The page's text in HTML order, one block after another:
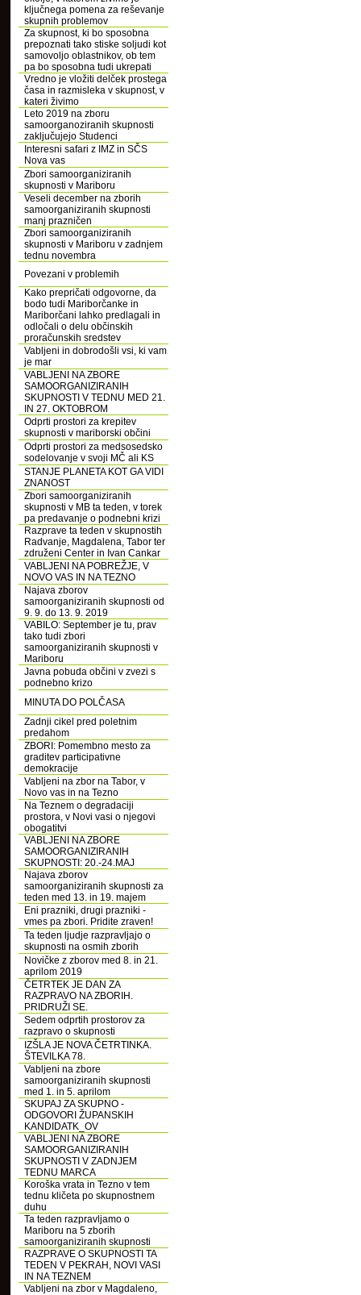
ključnega pomena za reševanje
skupnih problemov
Za skupnost, ki bo sposobna
prepoznati tako stiske soljudi kot
samovoljo oblastnikov, ob tem
pa bo sposobna tudi ukrepati
Vredno je vložiti delček prostega
časa in razmisleka v skupnost, v
kateri živimo
Leto 2019 na zboru
samoorganoziranih skupnosti
zaključujejo Studenci
Interesni safari z IMZ in SČS
Nova vas
Zbori samoorganiziranih
skupnosti v Mariboru
Veseli december na zborih
samoorganiziranih skupnosti
manj prazničen
Zbori samoorganiziranih
skupnosti v Mariboru v zadnjem
tednu novembra
Povezani v problemih
Kako prepričati odgovorne, da
bodo tudi Mariborčanke in
Mariborčani lahko predlagali in
odločali o delu občinskih
proračunskih sredstev
Vabljeni in dobrodošli vsi, ki vam
je mar
VABLJENI NA ZBORE
SAMOORGANIZIRANIH
SKUPNOSTI V TEDNU MED 21.
IN 27. OKTOBROM
Odprti prostori za krepitev
skupnosti v mariborski občini
Odprti prostori za medsosedsko
sodelovanje v svoji MČ ali KS
STANJE PLANETA KOT GA VIDI
ZNANOST
Zbori samoorganiziranih
skupnosti v MB ta teden, v torek
pa predavanje o podnebni krizi
Razprave ta teden v skupnostih
Radvanje, Magdalena, Tabor ter
združeni Center in Ivan Cankar
VABLJENI NA POBREŽJE, V
NOVO VAS IN NA TEZNO
Najava zborov
samoorganiziranih skupnosti od
9. 9. do 13. 9. 2019
VABILO: September je tu, prav
tako tudi zbori
samoorganiziranih skupnosti v
Mariboru
Javna pobuda občini v zvezi s
podnebno krizo
MINUTA DO POLČASA
Zadnji cikel pred poletnim
predahom
ZBORI: Pomembno mesto za
graditev participativne
demokracije
Vabljeni na zbor na Tabor, v
Novo vas in na Tezno
Na Teznem o degradaciji
prostora, v Novi vasi o njegovi
obogatitvi
VABLJENI NA ZBORE
SAMOORGANIZIRANIH
SKUPNOSTI: 20.-24.MAJ
Najava zborov
samoorganiziranih skupnosti za
teden med 13. in 19. majem
Eni prazniki, drugi prazniki -
vmes pa zbori. Pridite zraven!
Ta teden ljudje razpravljajo o
skupnosti na osmih zborih
Novičke z zborov med 8. in 21.
aprilom 2019
ČETRTEK JE DAN ZA
RAZPRAVO NA ZBORIH.
PRIDRUŽI SE.
Sedem odprtih prostorov za
razpravo o skupnosti
IZŠLA JE NOVA ČETRTINKA.
ŠTEVILKA 78.
Vabljeni na zbore
samoorganiziranih skupnosti
med 1. in 5. aprilom
SKUPAJ ZA SKUPNO -
ODGOVORI ŽUPANSKIH
KANDIDATK_OV
VABLJENI NA ZBORE
SAMOORGANIZIRANIH
SKUPNOSTI V ZADNJEM
TEDNU MARCA
Koroška vrata in Tezno v tem
tednu kličeta po skupnostnem
duhu
Ta teden razpravljamo o
Mariboru na 5 zborih
samoorganiziranih skupnosti
RAZPRAVE O SKUPNOSTI TA
TEDEN V PEKRAH, NOVI VASI
IN NA TEZNEM
Vabljeni na zbor v Magdaleno,